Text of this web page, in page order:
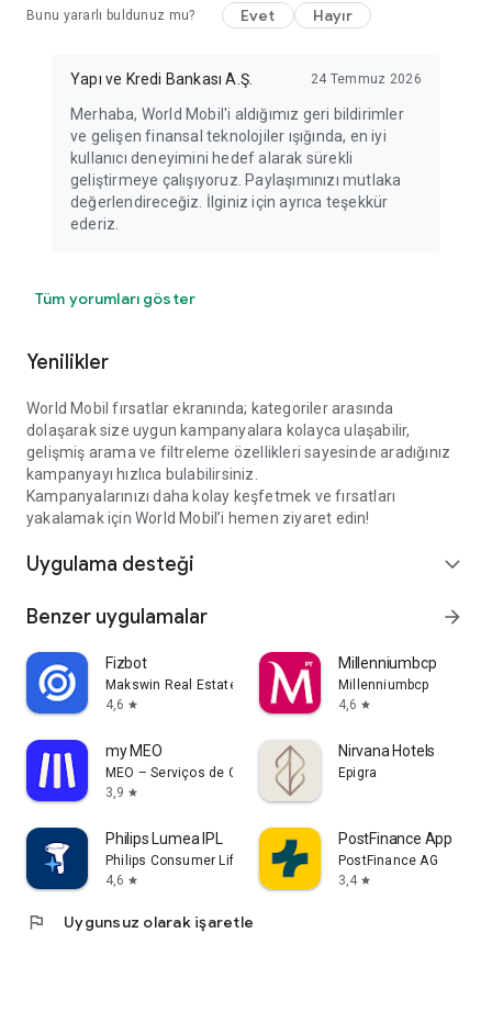
Bunu yararlı buldunuz mu? Evet Hayır
Yapı ve Kredi Bankası A.Ş. 24 Temmuz 2026
Merhaba, World Mobil'i aldığımız geri bildirimler
ve gelişen finansal teknolojiler ışığında, en iyi
kullanıcı deneyimini hedef alarak sürekli
geliştirmeye çalışıyoruz. Paylaşımınızı mutlaka
değerlendireceğiz. İlginiz için ayrıca teşekkür
ederiz.
Tüm yorumları göster
Yenilikler
World Mobil fırsatlar ekranında; kategoriler arasında
dolaşarak size uygun kampanyalara kolayca ulaşabilir,
gelişmiş arama ve filtreleme özellikleri sayesinde aradığınız
kampanyayı hızlıca bulabilirsiniz.
Kampanyalarınızı daha kolay keşfetmek ve fırsatları
yakalamak için World Mobil’i hemen ziyaret edin!
Uygulama desteği expand_more
Benzer uygulamalar arrow_forward
Fizbot
Makswin Real Estate Technologies
4,6 star
Millenniumbcp
Millenniumbcp
4,6 star
my MEO
MEO – Serviços de Comunicações e Multimédia, S.A.
3,9 star
Nirvana Hotels
Epigra
Philips Lumea IPL
Philips Consumer Lifestyle B.V.
4,6 star
PostFinance App
PostFinance AG
3,4 star
flag Uygunsuz olarak işaretle